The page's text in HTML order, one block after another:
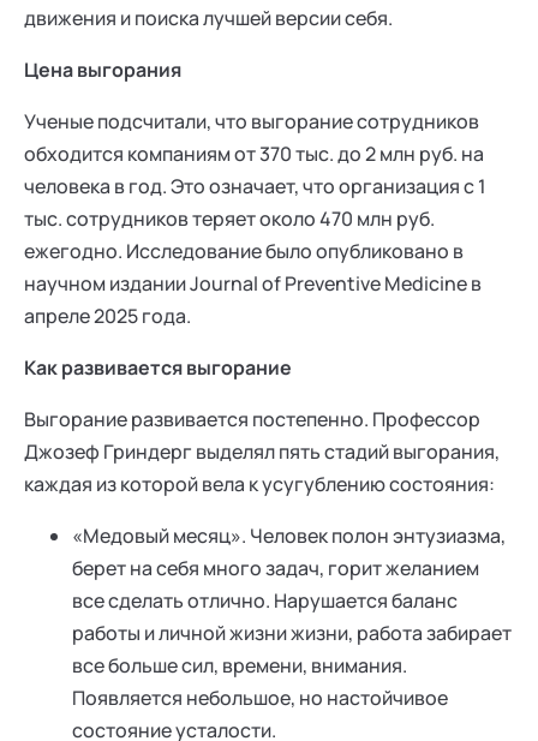
движения и поиска лучшей версии себя.
Цена выгорания
Ученые подсчитали, что выгорание сотрудников
обходится компаниям от 370 тыс. до 2 млн руб. на
человека в год. Это означает, что организация с 1
тыс. сотрудников теряет около 470 млн руб.
ежегодно. Исследование было опубликовано в
научном издании Journal of Preventive Medicine в
апреле 2025 года.
Как развивается выгорание
Выгорание развивается постепенно. Профессор
Джозеф Гриндерг выделял пять стадий выгорания,
каждая из которой вела к усугублению состояния:
«Медовый месяц». Человек полон энтузиазма,
берет на себя много задач, горит желанием
все сделать отлично. Нарушается баланс
работы и личной жизни жизни, работа забирает
все больше сил, времени, внимания.
Появляется небольшое, но настойчивое
состояние усталости.